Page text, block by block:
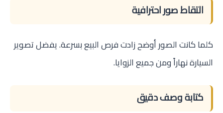
التقاط صور احترافية
كلما كانت الصور أوضح زادت فرص البيع بسرعة. يفضل تصوير
السيارة نهاراً ومن جميع الزوايا.
كتابة وصف دقيق